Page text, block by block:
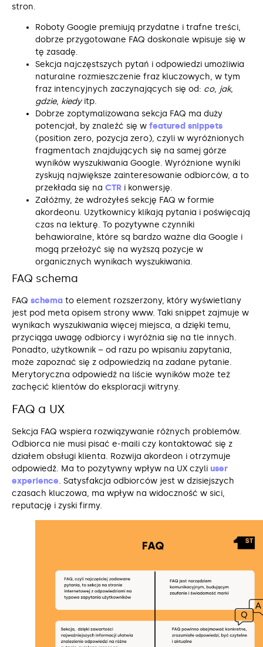
stron.
Roboty Google premiują przydatne i trafne treści,
dobrze przygotowane FAQ doskonale wpisuje się w
tę zasadę.
Sekcja najczęstszych pytań i odpowiedzi umożliwia
naturalne rozmieszczenie fraz kluczowych, w tym
fraz intencyjnych zaczynających się od: co, jak,
gdzie, kiedyitp.
Dobrze zoptymalizowana sekcja FAQ ma duży
potencjał, by znaleźć się w featured snippets
(position zero, pozycja zero), czyli w wyróżnionych
fragmentach znajdujących się na samej górze
wyników wyszukiwania Google. Wyróżnione wyniki
zyskują największe zainteresowanie odbiorców, a to
przekłada się na CTR i konwersję.
Załóżmy, że wdrożyłeś sekcję FAQ w formie
akordeonu. Użytkownicy klikają pytania i poświęcają
czas na lekturę. To pozytywne czynniki
behawioralne, które są bardzo ważne dla Google i
mogą przełożyć się na wyższą pozycje w
organicznych wynikach wyszukiwania.
FAQ schema
FAQ schema to element rozszerzony, który wyświetlany
jest pod meta opisem strony www. Taki snippet zajmuje w
wynikach wyszukiwania więcej miejsca, a dzięki temu,
przyciąga uwagę odbiorcy i wyróżnia się na tle innych.
Ponadto, użytkownik – od razu po wpisaniu zapytania,
może zapoznać się z odpowiedzią na zadane pytanie.
Merytoryczna odpowiedź na liście wyników może też
zachęcić klientów do eksploracji witryny.
FAQ a UX
Sekcja FAQ wspiera rozwiązywanie różnych problemów.
Odbiorca nie musi pisać e-maili czy kontaktować się z
działem obsługi klienta. Rozwija akordeon i otrzymuje
odpowiedź. Ma to pozytywny wpływ na UX czyli user
experience. Satysfakcja odbiorców jest w dzisiejszych
czasach kluczowa, ma wpływ na widoczność w sici,
reputację i zyski firmy.